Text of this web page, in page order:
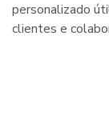
personalizado
clientes e